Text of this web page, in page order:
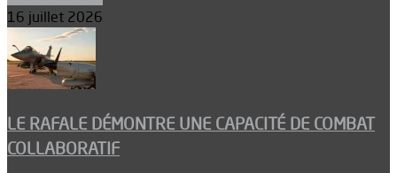
16 juillet 2026
LE RAFALE DÉMONTRE UNE CAPACITÉ DE COMBAT
COLLABORATIF